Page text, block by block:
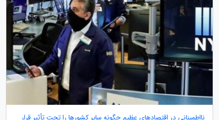
نااطمینانی در اقتصادهای عظیم چگونه سایر کشورها را تحت تأثیر قرار